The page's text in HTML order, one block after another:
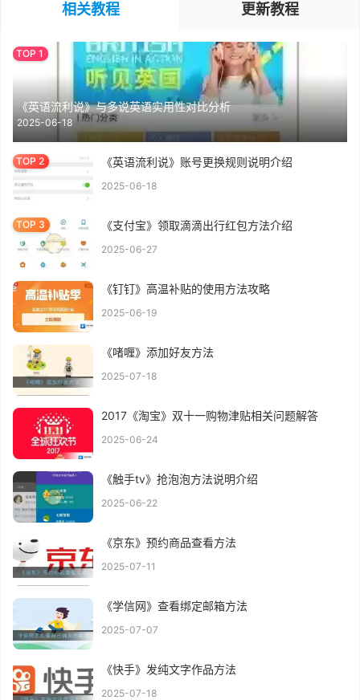
相关教程 更新教程
《英语流利说》与多说英语实用性对比分析
2025-06-18
《英语流利说》账号更换规则说明介绍
2025-06-18
《支付宝》领取滴滴出行红包方法介绍
2025-06-27
《钉钉》高温补贴的使用方法攻略
2025-06-19
《啫喱》添加好友方法
2025-07-18
2017《淘宝》双十一购物津贴相关问题解答
2025-06-24
《触手tv》抢泡泡方法说明介绍
2025-06-22
《京东》预约商品查看方法
2025-07-11
《学信网》查看绑定邮箱方法
2025-07-07
《快手》发纯文字作品方法
2025-07-18